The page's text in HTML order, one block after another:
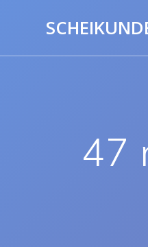
inhoud
47